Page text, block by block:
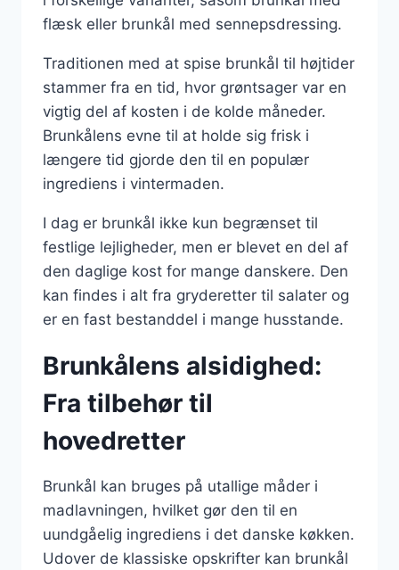
flæsk eller brunkål med sennepsdressing.
Traditionen med at spise brunkål til højtider
stammer fra en tid, hvor grøntsager var en
vigtig del af kosten i de kolde måneder.
Brunkålens evne til at holde sig frisk i
længere tid gjorde den til en populær
ingrediens i vintermaden.
I dag er brunkål ikke kun begrænset til
festlige lejligheder, men er blevet en del af
den daglige kost for mange danskere. Den
kan findes i alt fra gryderetter til salater og
er en fast bestanddel i mange husstande.
Brunkålens alsidighed:
Fra tilbehør til
hovedretter
Brunkål kan bruges på utallige måder i
madlavningen, hvilket gør den til en
uundgåelig ingrediens i det danske køkken.
Udover de klassiske opskrifter kan brunkål